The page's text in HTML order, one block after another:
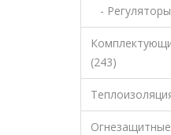
-
(243)